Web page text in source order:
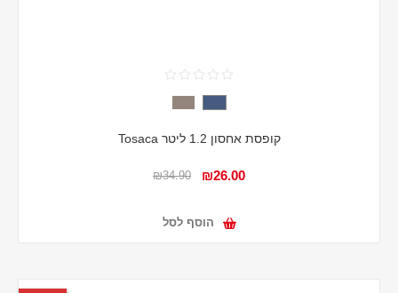
קופסת אחסון 1.2 ליטר Tosaca
₪26.00
₪34.90
הוסף לסל